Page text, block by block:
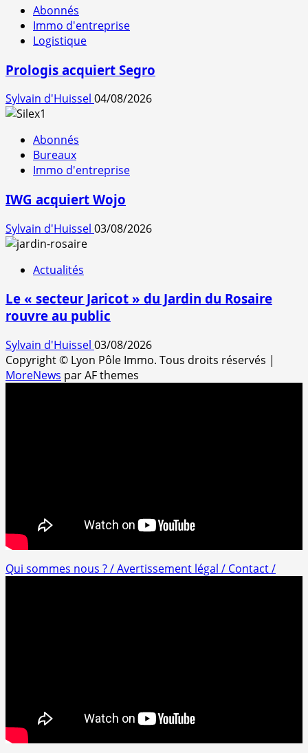
Abonnés
Immo d'entreprise
Logistique
Prologis acquiert Segro
Sylvain d'Huissel 04/08/2026
Abonnés
Bureaux
Immo d'entreprise
IWG acquiert Wojo
Sylvain d'Huissel 03/08/2026
Actualités
Le « secteur Jaricot » du Jardin du Rosaire
rouvre au public
Sylvain d'Huissel 03/08/2026
Copyright © Lyon Pôle Immo. Tous droits réservés |
MoreNews par AF themes
Qui sommes nous ? /Avertissement légal / Contact /